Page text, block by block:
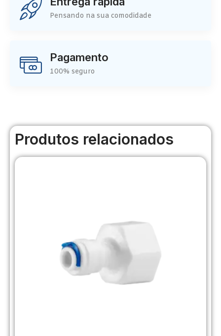
Pensando na sua comodidade
Pagamento
100% seguro
Produtos relacionados